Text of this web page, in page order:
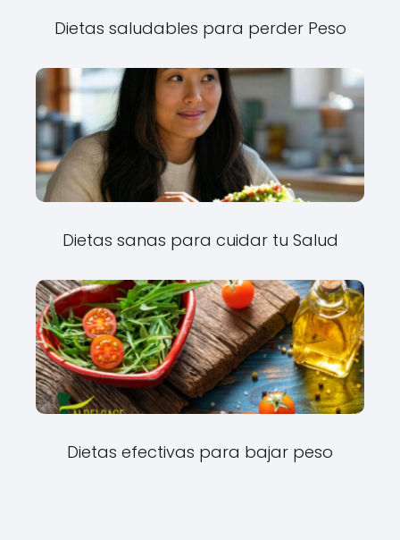
Dietas saludables para perder Peso
Dietas sanas para cuidar tu Salud
Dietas efectivas para bajar peso